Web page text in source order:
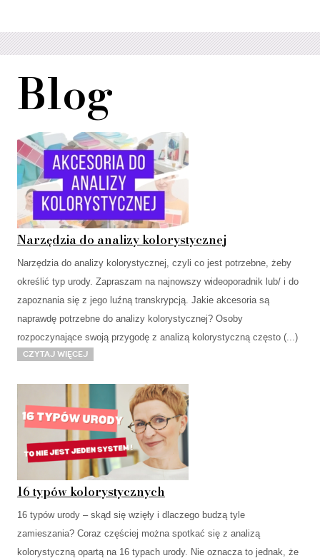
Blog
Narzędzia do analizy kolorystycznej
Narzędzia do analizy kolorystycznej, czyli co jest potrzebne, żeby
określić typ urody. Zapraszam na najnowszy wideoporadnik lub/ i do
zapoznania się z jego luźną transkrypcją. Jakie akcesoria są
naprawdę potrzebne do analizy kolorystycznej? Osoby
rozpoczynające swoją przygodę z analizą kolorystyczną często (...)
Czytaj więcej
16 typów kolorystycznych
16 typów urody – skąd się wzięły i dlaczego budzą tyle
zamieszania? Coraz częściej można spotkać się z analizą
kolorystyczną opartą na 16 typach urody. Nie oznacza to jednak, że